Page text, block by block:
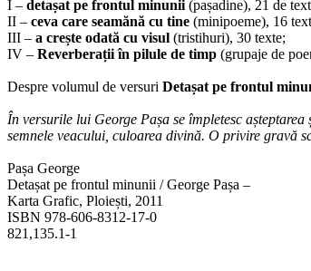
I – detașat pe frontul minunii(pașadine), 21 de
II – ceva care seamănă cu tine (minipoeme), 16
III – a crește odată cu visul (tristihuri), 30 texte;
IV – Reverberații în pilule de timp (grupaje de
Despre volumul de versuri Detașat pe frontul
În versurile lui George Pașa se împletesc
semnele veacului, culoarea divină. O privire gravă
Pașa George
Detașat pe frontul minunii / George Pașa –
Karta Grafic, Ploiești, 2011
ISBN 978-606-8312-17-0
821,135.1-1